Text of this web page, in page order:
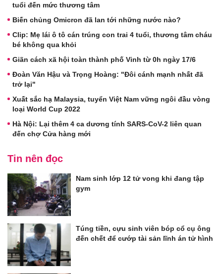
tuổi đến mức thương tâm
Biến chủng Omicron đã lan tới những nước nào?
Clip: Mẹ lái ô tô cán trúng con trai 4 tuổi, thương tâm cháu
bé không qua khỏi
Giãn cách xã hội toàn thành phố Vinh từ 0h ngày 17/6
Đoàn Văn Hậu và Trọng Hoàng: "Đôi cánh mạnh nhất đã
trở lại"
Xuất sắc hạ Malaysia, tuyển Việt Nam vững ngôi đầu vòng
loại World Cup 2022
Hà Nội: Lại thêm 4 ca dương tính SARS-CoV-2 liên quan
đến chợ Cửa hàng mới
Tin nên đọc
Nam sinh lớp 12 tử vong khi đang tập
gym
Túng tiền, cựu sinh viên bóp cổ cụ ông
đến chết để cướp tài sản lĩnh án tử hình